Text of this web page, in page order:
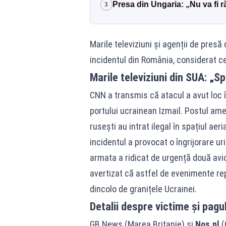
3 Presa din Ungaria: „Nu va fi
Marile televiziuni și agenții de presă
incidentul din România, considerat
Marile televiziuni din SUA:
CNN a transmis că atacul a avut
portului ucrainean Izmail. Postul
rusești au intrat ilegal în spațiul
incidentul a provocat o îngrijorare
armata a ridicat de urgență două
avertizat că astfel de evenimente
dincolo de granițele Ucrainei.
Detalii despre victime și